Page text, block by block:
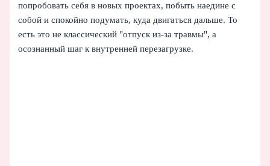
попробовать себя в новых проектах, побыть наедине с
собой и спокойно подумать, куда двигаться дальше. То
есть это не классический "отпуск из‑за травмы", а
осознанный шаг к внутренней перезагрузке.